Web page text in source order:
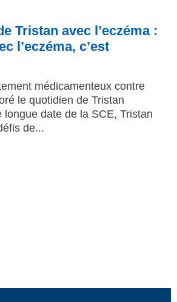
Tristan avec l’eczéma :
l’eczéma, c’est
médicamenteux contre
le quotidien de Tristan
longue date de la SCE, Tristan
de